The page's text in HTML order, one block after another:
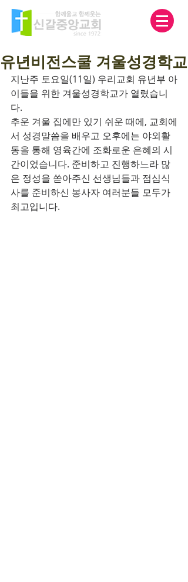
유년비전스쿨 겨울성경학교
지난주 토요일(11일) 우리교회 유년부 아
이들을 위한 겨울성경학교가 열렸습니
다.
추운 겨울 집에만 있기 쉬운 때에, 교회에
서 성경말씀을 배우고 오후에는 야외활
동을 통해 영육간에 조화로운 은혜의 시
간이었습니다. 준비하고 진행하느라 많
은 정성을 쏟아주신 선생님들과 점심식
사를 준비하신 봉사자 여러분들 모두가
최고입니다.